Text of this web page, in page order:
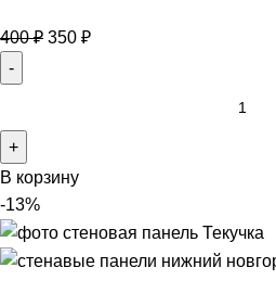
400₽ 350 ₽
В корзину
-13%